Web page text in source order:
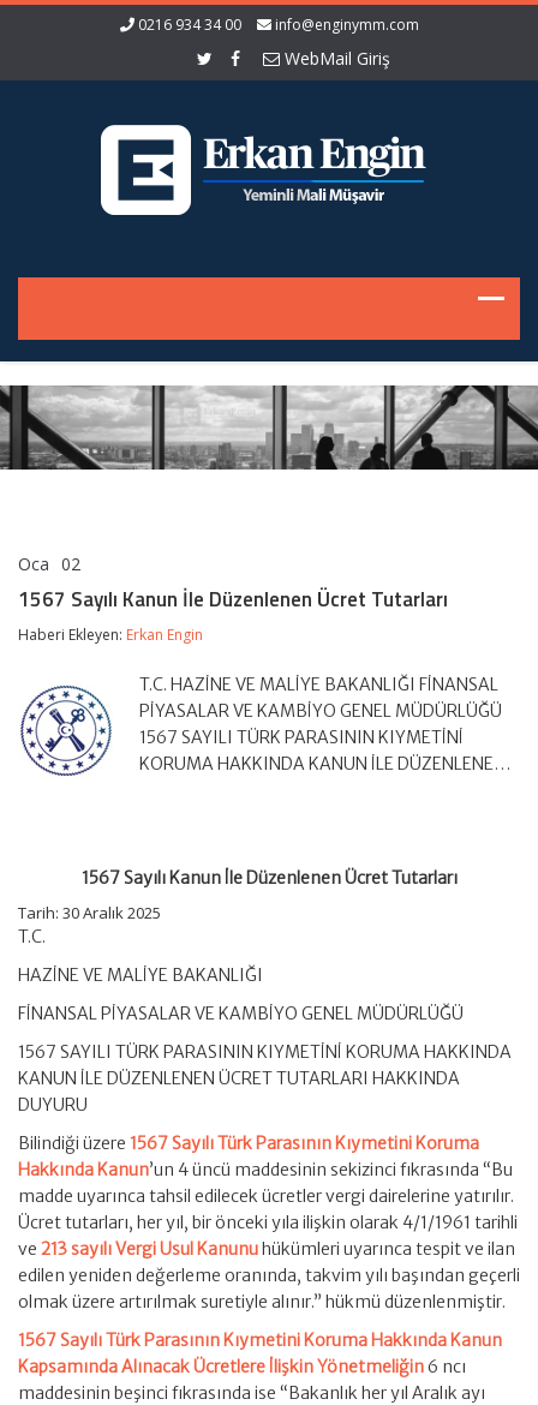
0216 934 34 00 info@enginymm.com
WebMail Giriş
Oca 02
Kanun
Düzenlenen
Tutarları
için
1567 Sayılı Kanun İle Düzenlenen Ücret Tutarları
Haberi Ekleyen: Erkan Engin
T.C. HAZİNE VE MALİYE BAKANLIĞI FİNANSAL
PİYASALAR VE KAMBİYO GENEL MÜDÜRLÜĞÜ
1567 SAYILI TÜRK PARASININ KIYMETİNİ
KORUMA HAKKINDA KANUN İLE DÜZENLENE…
1567 Sayılı Kanun İle Düzenlenen Ücret Tutarları
Tarih: 30 Aralık 2025
T.C.
HAZİNE VE MALİYE BAKANLIĞI
FİNANSAL PİYASALAR VE KAMBİYO GENEL MÜDÜRLÜĞÜ
1567 SAYILI TÜRK PARASININ KIYMETİNİ KORUMA HAKKINDA
KANUN İLE DÜZENLENEN ÜCRET TUTARLARI HAKKINDA
DUYURU
Bilindiği üzere 1567 Sayılı Türk Parasının Kıymetini Koruma
Hakkında Kanun’un 4 üncü maddesinin sekizinci fıkrasında “Bu
madde uyarınca tahsil edilecek ücretler vergi dairelerine yatırılır.
Ücret tutarları, her yıl, bir önceki yıla ilişkin olarak 4/1/1961 tarihli
ve 213 sayılı Vergi Usul Kanunuhükümleri uyarınca tespit ve ilan
edilen yeniden değerleme oranında, takvim yılı başından geçerli
olmak üzere artırılmak suretiyle alınır.” hükmü düzenlenmiştir.
1567 Sayılı Türk Parasının Kıymetini Koruma Hakkında Kanun
Kapsamında Alınacak Ücretlere İlişkin Yönetmeliğin6 ncı
maddesinin beşinci fıkrasında ise “Bakanlık her yıl Aralık ayı